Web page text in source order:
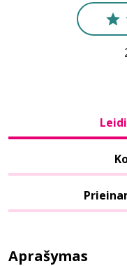
Aprašymas